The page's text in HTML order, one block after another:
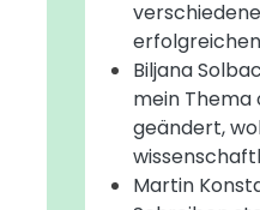
Biljana
mein
geändert,
Martin